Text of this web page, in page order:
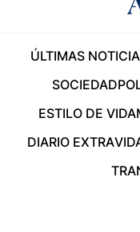
ÚLTIMAS
SOCIEDAD
ESTILO DE VIDA
DIARIO EXTRA